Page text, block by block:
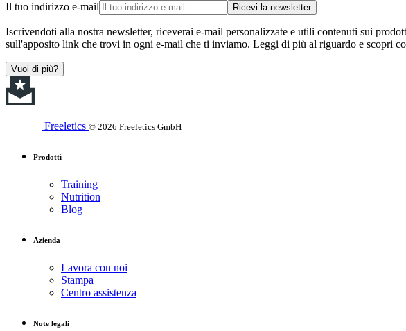
Il tuo indirizzo e-mail Ricevi la newsletter
Iscrivendoti alla nostra newsletter, riceverai e-mail personalizzate e utili contenuti sui
sull'apposito link che trovi in ogni e-mail che ti inviamo. Leggi di più al riguardo e scopri
Vuoi di più?
Freeletics © 2026 Freeletics GmbH
Prodotti
Training
Nutrition
Blog
Azienda
Lavora con noi
Stampa
Centro assistenza
Note legali